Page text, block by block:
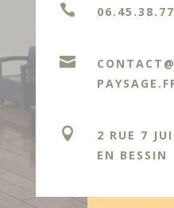



2 RUE 7
EN BESSIN